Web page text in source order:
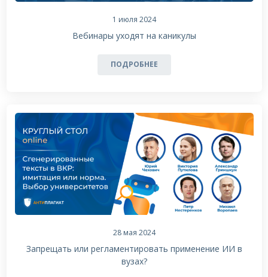
1 июля 2024
Вебинары уходят на каникулы
ПОДРОБНЕЕ
28 мая 2024
Запрещать или регламентировать применение ИИ в
вузах?